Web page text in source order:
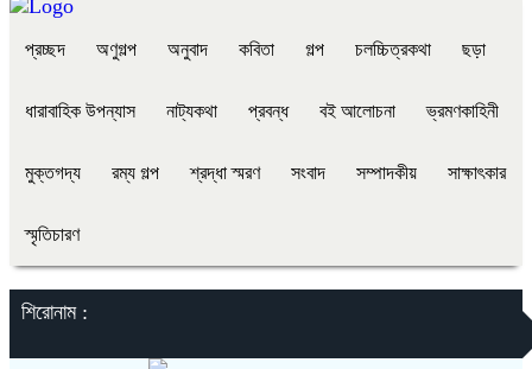
প্রচ্ছদ অণুগল্প অনুবাদ কবিতা গল্প চলচ্চিত্রকথা ছড়া
ধারাবাহিক উপন্যাস নাট্যকথা প্রবন্ধ বই আলোচনা ভ্রমণকাহিনী
মুক্তগদ্য রম্য গল্প শ্রদ্ধা স্মরণ সংবাদ সম্পাদকীয় সাক্ষাৎকার
স্মৃতিচারণ
শিরোনাম :